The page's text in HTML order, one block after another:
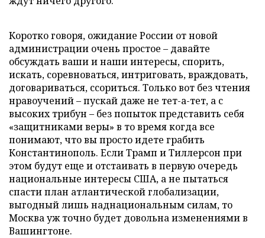
Коротко говоря, ожидание России от новой
администрации очень простое – давайте
обсуждать ваши и наши интересы, спорить,
искать, соревноваться, интриговать, враждовать,
договариваться, ссориться. Только вот без чтения
нравоучений – пускай даже не тет-а-тет, а с
высоких трибун – без попыток представить себя
«защитниками веры» в то время когда все
понимают, что вы просто идете грабить
Константинополь. Если Трамп и Тиллерсон при
этом будут еще и отстаивать в первую очередь
национальные интересы США, а не пытаться
спасти план атлантической глобализации,
выгодный лишь наднациональным силам, то
Москва уж точно будет довольна изменениями в
Вашингтоне.